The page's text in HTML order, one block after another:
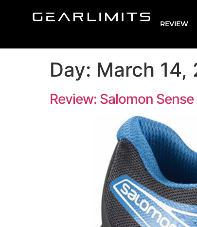
REVIEW
Day: March 14,
Review: Salomon